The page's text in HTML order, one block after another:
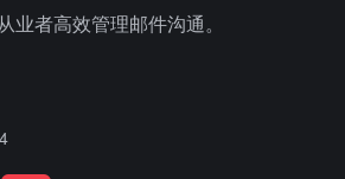
业者高效管理邮件沟通。